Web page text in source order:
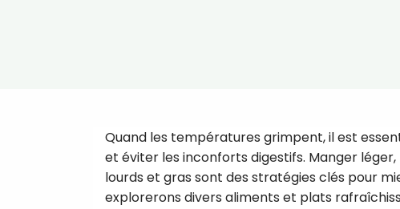
Quand les températures grimpent, il est
et éviter les inconforts digestifs. Manger
lourds et gras sont des stratégies clés pour
explorerons divers aliments et plats